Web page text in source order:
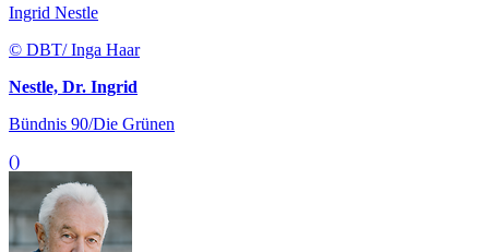
Ingrid Nestle
© DBT/ Inga Haar
Nestle, Dr. Ingrid
Bündnis 90/Die Grünen
()